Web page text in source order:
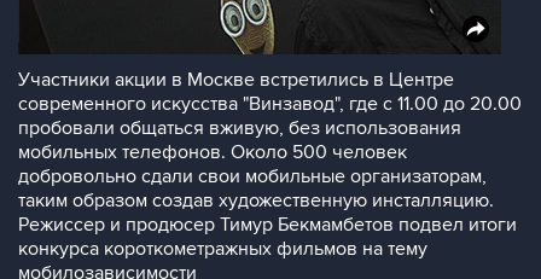
Участники акции в Москве встретились в Центре
современного искусства "Винзавод", где с 11.00 до 20.00
пробовали общаться вживую, без использования
мобильных телефонов. Около 500 человек
добровольно сдали свои мобильные организаторам,
таким образом создав художественную инсталляцию.
Режиссер и продюсер Тимур Бекмамбетов подвел итоги
конкурса короткометражных фильмов на тему
мобилозависимости